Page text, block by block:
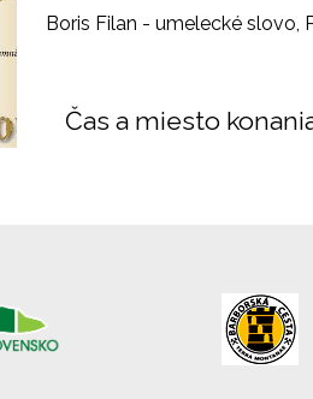
Boris Filan - umelecké slovo,
Čas a miesto